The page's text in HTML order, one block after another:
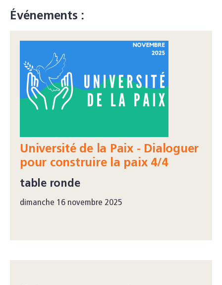
Événements :
Université de la Paix - Dialoguer
pour construire la paix 4/4
table ronde
dimanche 16 novembre 2025